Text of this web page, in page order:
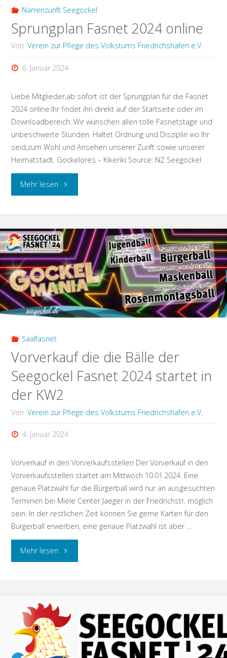
Narrenzunft Seegockel
Sprungplan Fasnet 2024 online
Von Verein zur Pflege des Volkstums Friedrichshafen e.V.
6. Januar 2024
Liebe Mitglieder,ab sofort ist der Sprungplan für die Fasnet
2024 online.Ihr findet ihn direkt auf der Startseite oder im
Downloadbereich. Wir wünschen allen tolle Fasnetstage und
unbeschwerte Stunden. Haltet Ordnung und Disziplin wo Ihr
seid,zum Wohl und Ansehen unserer Zunft sowie unserer
Heimatstadt. Gockelores – Kikeriki Source: NZ Seegockel
Mehr lesen"Sprungplan
2024
online"
Saalfasnet
Vorverkauf die die Bälle der
Seegockel Fasnet 2024 startet in
der KW2
Von Verein zur Pflege des Volkstums Friedrichshafen e.V.
4. Januar 2024
Vorverkauf in den Vorverkaufsstellen Der Vorverkauf in den
Vorverkaufsstellen startet am Mittwoch 10.01.2024. Eine
genaue Platzwahl für die Bürgerball wird nur an ausgesuchten
Terminen bei Miele Center Jaeger in der Friedrichstr. möglich
sein. In der restlichen Zeit können Sie gerne Karten für den
Bürgerball erwerben, eine genaue Platzwahl ist aber …
Mehr lesen"Vorverkauf
Bälle
der